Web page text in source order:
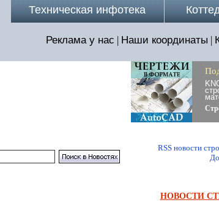
Техническая инфотека
Реклама у нас | Наши координаты |
RSS новости
НОВОСТИ